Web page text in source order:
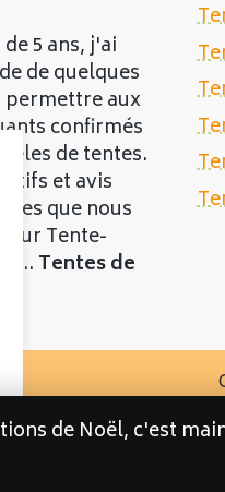
5 ans, j'ai
de quelques
aux
confirmés
de tentes.
et avis
que nous
sur Tente-
Tentes de
de Noël, c'est